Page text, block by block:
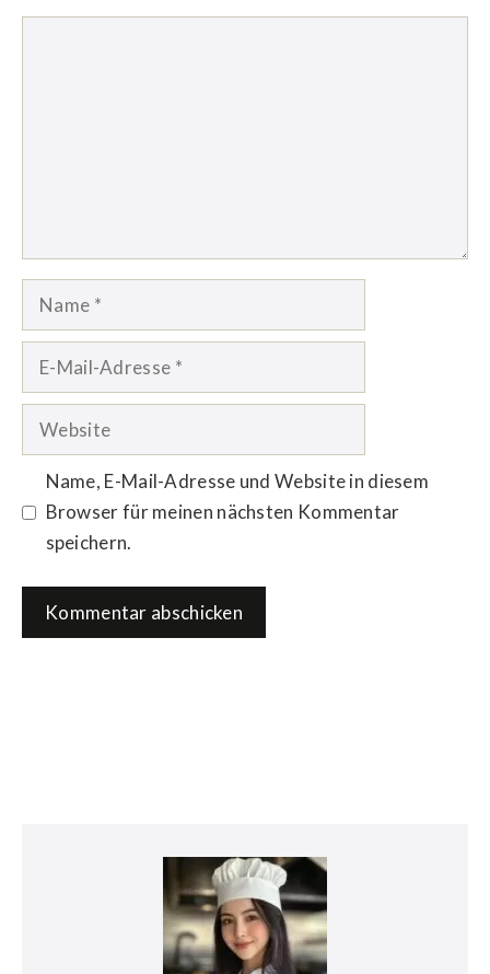
Name
Mail-
Adresse
Website
Name, E-Mail-Adresse und Website in diesem
Browser für meinen nächsten Kommentar
speichern.